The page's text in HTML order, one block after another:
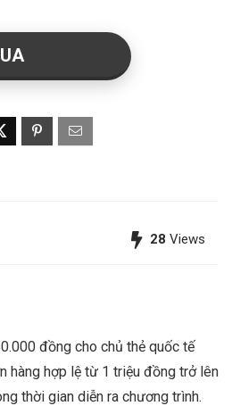
28 Views
đồng cho chủ thẻ quốc tế
hàng hợp lệ từ 1 triệu đồng trở lên
thời gian diễn ra chương trình.